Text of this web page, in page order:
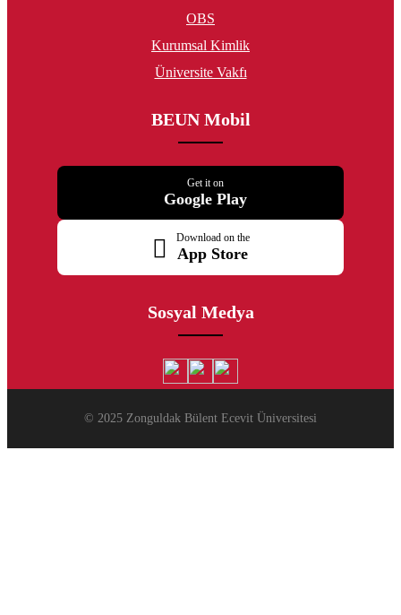
OBS
Kurumsal Kimlik
Üniversite Vakfı
BEUN Mobil
Get it on
Google Play
Download on the
App Store
Sosyal Medya
© 2025 Zonguldak Bülent Ecevit Üniversitesi